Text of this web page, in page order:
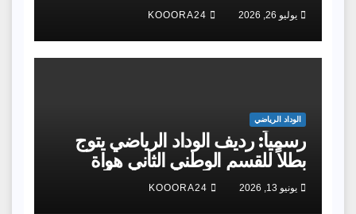
يوليو 26, 2026 KOOORA24
الوداد الرياضي
رسمياً: رديف الوداد الرياضي يتوج
بطلاً للقسم الوطني الثاني هواة
ويحقق الصعود إلى القسم الأول
هواة
يونيو 13, 2026 KOOORA24